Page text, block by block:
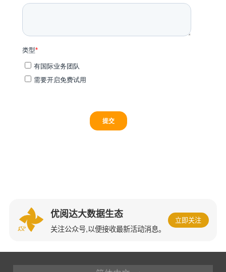
优阅达大数据生态
关注公众号,以便接收最新活动消息。
立即关注